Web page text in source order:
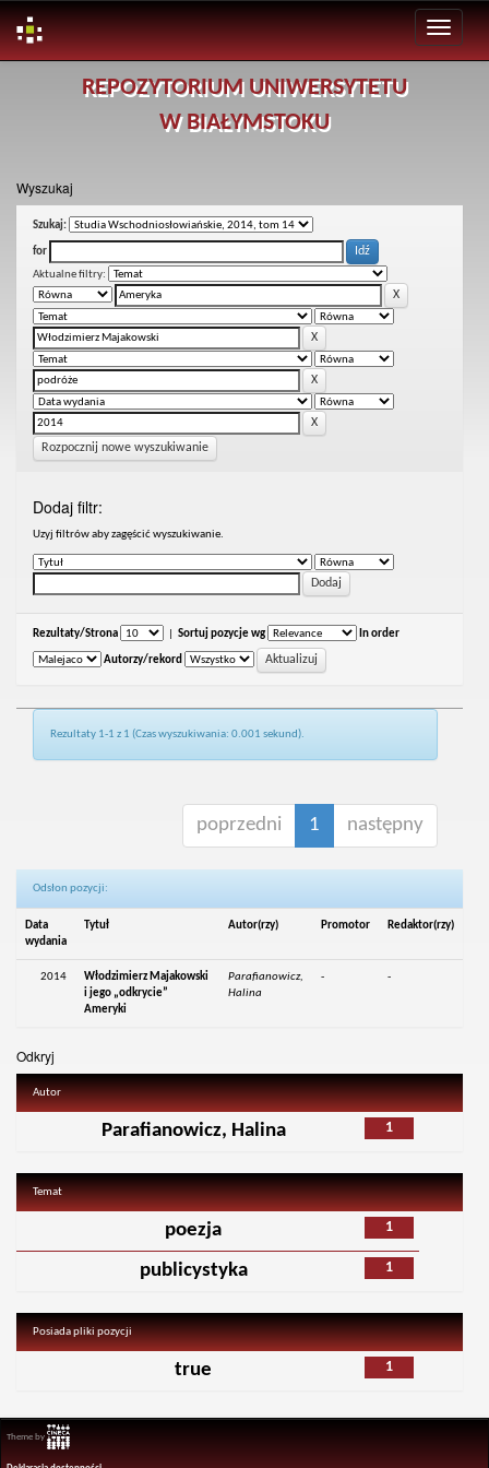
REPOZYTORIUM UNIWERSYTETU
W BIAŁYMSTOKU
Wyszukaj
Szukaj:
for
Aktualne filtry:
Rozpocznij nowe wyszukiwanie
Dodaj filtr:
Uzyj filtrów aby zagęścić wyszukiwanie.
Rezultaty/Strona Sortuj pozycje wg In order
Autorzy/rekord
Rezultaty 1-1 z 1 (Czas wyszukiwania: 0.001 sekund).
poprzedni 1 następny
Odsłon pozycji:
Data
wydania
Tytuł Autor(rzy) Promotor Redaktor(rzy)
2014
Włodzimierz Majakowski
i jego „odkrycie”
Ameryki
Parafianowicz,
Halina
- -
Odkryj
Autor
1
Parafianowicz, Halina
Temat
1
poezja
1
publicystyka
Posiada pliki pozycji
1
true
Theme by